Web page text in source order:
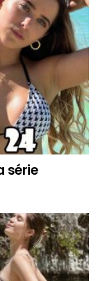
série